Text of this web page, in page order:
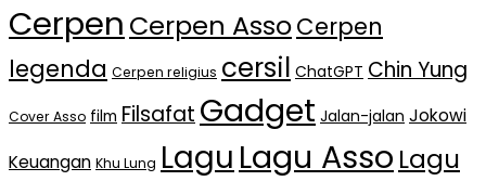
Cerpen Cerpen AssoCerpen
legenda Cerpen religius cersil ChatGPT Chin Yung
Cover Asso film Filsafat Gadget Jalan-jalan Jokowi
Keuangan Khu Lung Lagu Lagu Asso Lagu